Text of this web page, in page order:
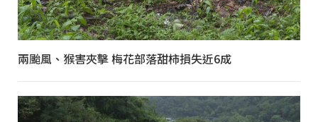
兩颱風、猴害夾擊 梅花部落甜柿損失近6成